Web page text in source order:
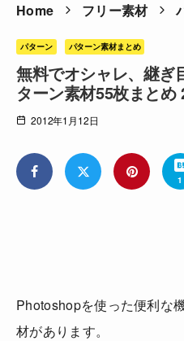
Home フリー素材
パターン パターン素材まとめ
無料でオシャレ、継
ターン素材55枚まとめ
2012年1月12日
1
Photoshopを使った便利な
材があります。